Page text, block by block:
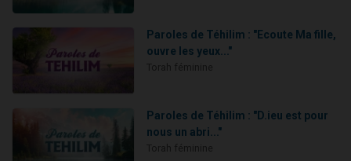
Paroles de Téhilim : "Ecoute Ma fille,
ouvre les yeux..."
Paroles de Téhilim : "D.ieu est pour
nous un abri..."